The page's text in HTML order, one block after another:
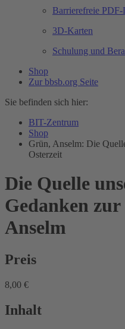
Barrierefreie
3D-Karten
Schulung und
Shop
Zur bbsb.org Seite
Sie befinden sich hier:
BIT-Zentrum
Shop
Grün, Anselm: Die
Osterzeit
Die Quelle
Gedanken
Anselm
Preis
8,00 €
Inhalt